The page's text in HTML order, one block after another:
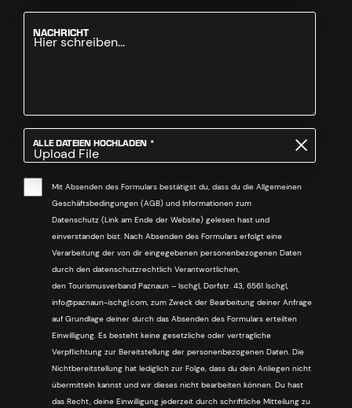
NACHRICHT
ALLE DATEIEN HOCHLADEN*PFLICHTFELD
Upload File
Mit Absenden des Formulars bestätigst du, dass du die Allgemeinen
Geschäftsbedingungen (AGB) und Informationen zum
Datenschutz (Link am Ende der Website) gelesen hast und
einverstanden bist. Nach Absenden des Formulars erfolgt eine
Verarbeitung der von dir eingegebenen personenbezogenen Daten
durch den datenschutzrechtlich Verantwortlichen,
den Tourismusverband Paznaun – Ischgl, Dorfstr. 43, 6561 Ischgl,
info@paznaun-ischgl.com, zum Zweck der Bearbeitung deiner Anfrage
auf Grundlage deiner durch das Absenden des Formulars erteilten
Einwilligung. Es besteht keine gesetzliche oder vertragliche
Verpflichtung zur Bereitstellung der personenbezogenen Daten. Die
Nichtbereitstellung hat lediglich zur Folge, dass du dein Anliegen nicht
übermitteln kannst und wir dieses nicht bearbeiten können. Du hast
das Recht, deine Einwilligung jederzeit durch schriftliche Mitteilung zu